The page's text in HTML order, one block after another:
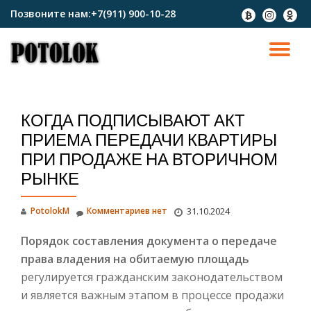
содержимому
Позвоните нам:+7(911) 900-10-28
fa-
btc
fa-
instagram
fa-
КОГДА ПОДПИСЫВАЮТ АКТ
ПРИЕМА ПЕРЕДАЧИ КВАРТИРЫ
ПРИ ПРОДАЖЕ НА ВТОРИЧНОМ
РЫНКЕ
PotolokM 31.10.2024
Комментариев нет
Порядок составления документа о передаче
права владения на обитаемую площадь
регулируется гражданским законодательством
и является важным этапом в процессе продажи